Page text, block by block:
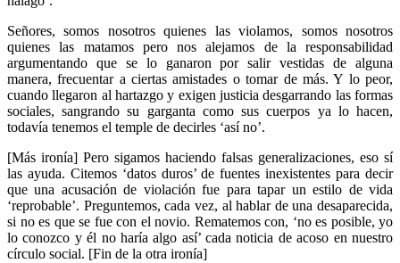
Señores, somos nosotros quienes las violamos, somos nosotros
quienes las matamos pero nos alejamos de la responsabilidad
argumentando que se lo ganaron por salir vestidas de alguna
manera, frecuentar a ciertas amistades o tomar de más. Y lo peor,
cuando llegaron al hartazgo y exigen justicia desgarrando las formas
sociales, sangrando su garganta como sus cuerpos ya lo hacen,
todavía tenemos el temple de decirles ‘así no’.
[Más ironía] Pero sigamos haciendo falsas generalizaciones, eso sí
las ayuda. Citemos ‘datos duros’ de fuentes inexistentes para decir
que una acusación de violación fue para tapar un estilo de vida
‘reprobable’. Preguntemos, cada vez, al hablar de una desaparecida,
si no es que se fue con el novio. Rematemos con, ‘no es posible, yo
lo conozco y él no haría algo así’ cada noticia de acoso en nuestro
círculo social. [Fin de la otra ironía]